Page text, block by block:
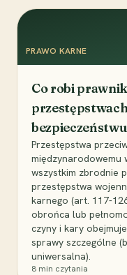
PRAWO KARNE
Co robi
Przestępstwa
międzynarodowemu
wszystkim zbrodnie
przestępstwa
karnego (art. 117-
obrońca lub
czyny i kary
sprawy szczególne
uniwersalna).
8 min czytania